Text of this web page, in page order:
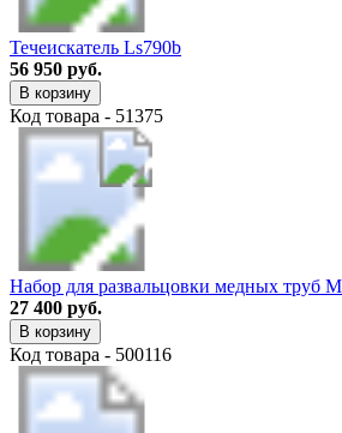
Течеискатель Ls790b
56 950 руб.
В корзину
Код товара - 51375
Набор для развальцовки медных труб
27 400 руб.
В корзину
Код товара - 500116